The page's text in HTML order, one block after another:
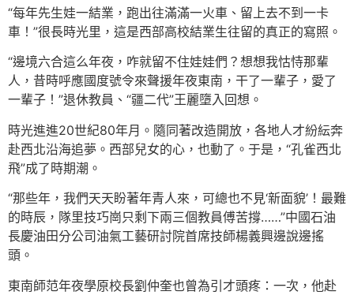
“每年先生娃一結業，跑出往滿滿一火車、留上去不到一卡
車！”很長時光里，這是西部高校結業生往留的真正的寫照。
“邊境六合這么年夜，咋就留不住娃娃們？想想我怙恃那輩
人，昔時呼應國度號令來聲援年夜東南，干了一輩子，愛了
一輩子！”退休教員、“疆二代”王麗墮入回想。
時光進進20世紀80年月。隨同著改造開放，各地人才紛紜奔
赴西北沿海追夢。西部兒女的心，也動了。于是，“孔雀西北
飛”成了時期潮。
“那些年，我們天天盼著年青人來，可總也不見‘新面貌’！最難
的時辰，隊里技巧崗只剩下兩三個教員傅苦撐……”中國石油
長慶油田分公司油氣工藝研討院首席技師楊義興邊說邊搖
頭。
東南師范年夜學原校長劉仲奎也曾為引才頭疼：一次，他赴